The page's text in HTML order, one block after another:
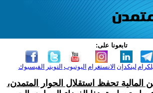
تابعونا على:
الفيسبوك التويتر اليوتيوب الانستغرام لينكدإن
المالية تحفظ استقلال الحوار المتمدن،